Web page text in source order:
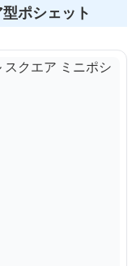
ポシェット